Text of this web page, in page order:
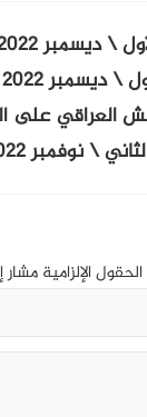
العراقي على
الحقول الإلزامية مشار